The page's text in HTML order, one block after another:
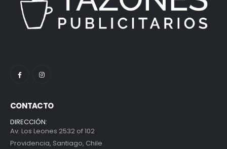
CONTACTO
DIRECCIÓN:
Av. Los Leones 2532 of 102
Providencia, Santiago, Chile